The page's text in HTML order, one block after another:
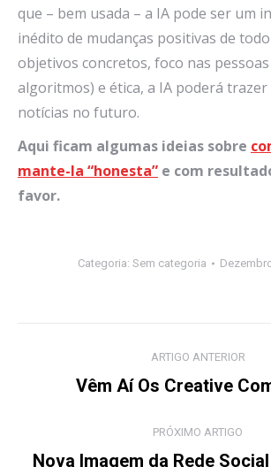
que – bem usada – a IA pode ser um
inédito de mudanças positivas de
objetivos concretos, foco nas
algoritmos) e ética, a IA poderá
notícias no futuro.
Aqui ficam algumas ideias sobre
mante-la “honesta” e com
favor.
Categoria: Sem categoria
navigation
ARTIGO ANTERIOR
Previous
Vêm Aí Os Creative
PRÓXIMO ARTIGO
Próximo
Nova Imagem da Rede